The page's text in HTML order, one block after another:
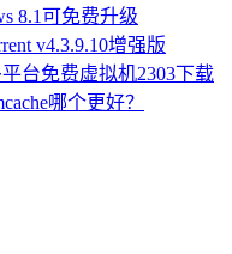
8.1可免费升级
v4.3.9.10增强版
台免费虚拟机2303下载
哪个更好？